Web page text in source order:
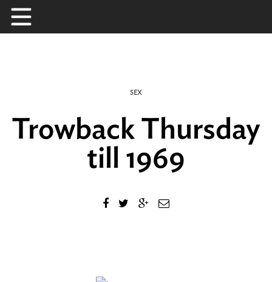
Skip
to
SEX
Trowback Thursday
till 1969